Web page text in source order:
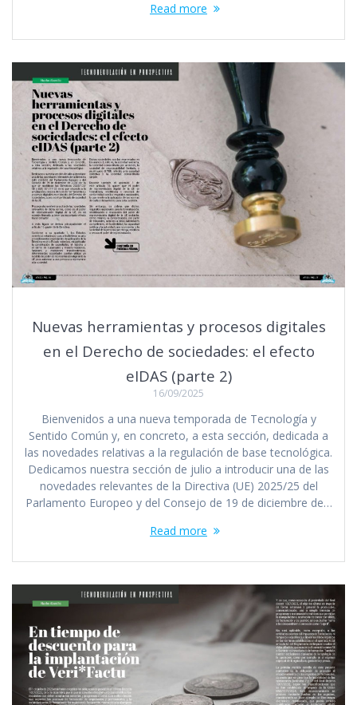
Read more
Nuevas herramientas y procesos digitales
en el Derecho de sociedades: el efecto
eIDAS (parte 2)
16/09/2025
Bienvenidos a una nueva temporada de Tecnología y
Sentido Común y, en concreto, a esta sección, dedicada a
las novedades relativas a la regulación de base tecnológica.
Dedicamos nuestra sección de julio a introducir una de las
novedades relevantes de la Directiva (UE) 2025/25 del
Parlamento Europeo y del Consejo de 19 de diciembre de…
Read more